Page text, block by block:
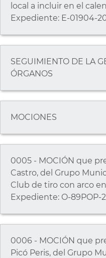
local a incluir en el
Expediente: E-01904-
SEGUIMIENTO DE LA
ÓRGANOS
MOCIONES
0005 - MOCIÓN que
Castro, del Grupo
Club de tiro con arco
Expediente: O-89POP-
0006 - MOCIÓN que
Picó Peris, del Grupo